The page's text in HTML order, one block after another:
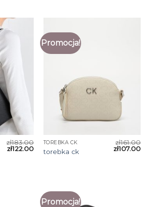
zł183.00
zł122.00
Promocja!
TOREBKA CK
torebka ck
zł161.00
zł107.00
Promocja!